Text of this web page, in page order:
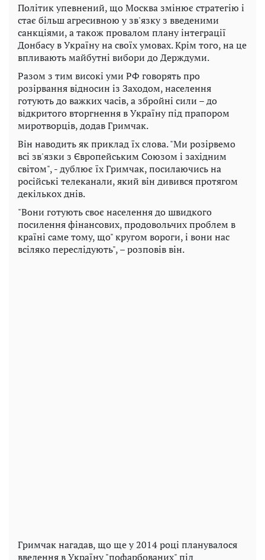
Політик упевнений, що Москва змінює стратегію і
стає більш агресивною у зв'язку з введеними
санкціями, а також провалом плану інтеграції
Донбасу в Україну на своїх умовах. Крім того, на це
впливають майбутні вибори до Держдуми.
Разом з тим високі уми РФ говорять про
розірвання відносин із Заходом, населення
готують до важких часів, а збройні сили – до
відкритого вторгнення в Україну під прапором
миротворців, додав Гримчак.
Він наводить як приклад їх слова. "Ми розірвемо
всі зв'язки з Європейським Союзом і західним
світом", - дублює їх Гримчак, посилаючись на
російські телеканали, який він дивився протягом
декількох днів.
"Вони готують своє населення до швидкого
посилення фінансових, продовольчих проблем в
країні саме тому, що" кругом вороги, і вони нас
всіляко переслідують", – розповів він.
Гримчак нагадав, що ще у 2014 році планувалося
введення в Україну "пофарбованих" під